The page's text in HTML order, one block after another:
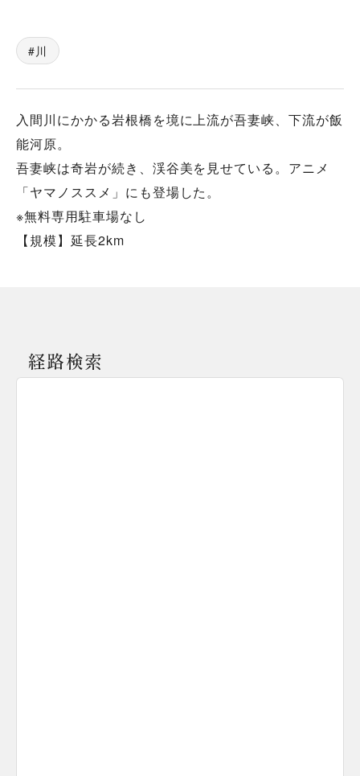
川
入間川にかかる岩根橋を境に上流が吾妻峡、下流が飯
能河原。
吾妻峡は奇岩が続き、渓谷美を見せている。アニメ
「ヤマノススメ」にも登場した。
※無料専用駐車場なし
【規模】延長2km
経路検索